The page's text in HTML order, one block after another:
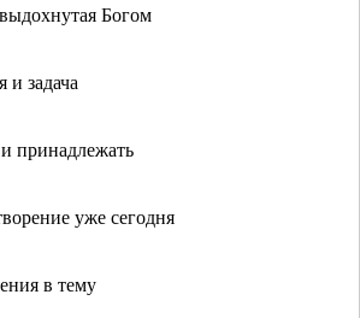
Богом
и задача
принадлежать
уже сегодня
в тему